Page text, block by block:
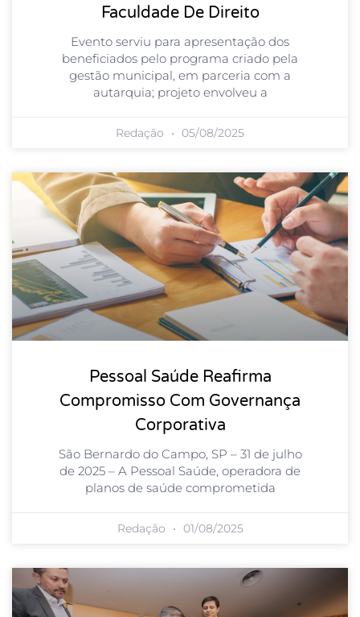
Faculdade De Direito
Evento serviu para apresentação dos
beneficiados pelo programa criado pela
gestão municipal, em parceria com a
autarquia; projeto envolveu a
Redação 05/08/2025
Pessoal Saúde Reafirma
Compromisso Com Governança
Corporativa
São Bernardo do Campo, SP – 31 de julho
de 2025 – A Pessoal Saúde, operadora de
planos de saúde comprometida
Redação 01/08/2025